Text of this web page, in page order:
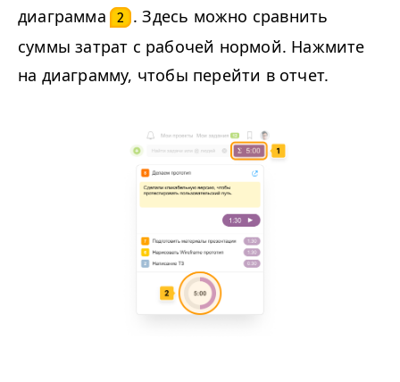
диаграмма
2
. Здесь можно сравнить
суммы затрат с рабочей нормой. Нажмите
на диаграмму, чтобы перейти в отчет.